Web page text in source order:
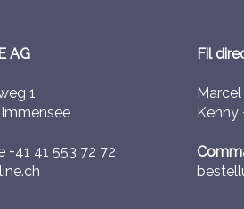
AG
1
+41 41 553 72 72
Fil
Marcel
Kenny